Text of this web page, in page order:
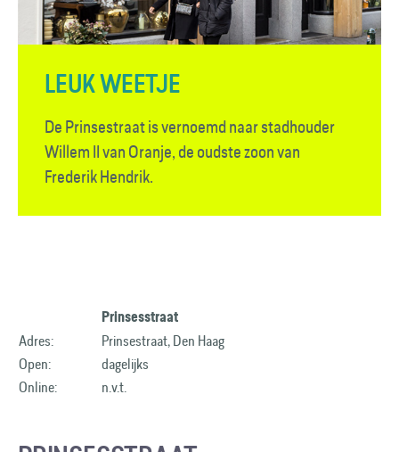
LEUK WEETJE
De Prinsestraat is vernoemd naar stadhouder
Willem II van Oranje, de oudste zoon van
Frederik Hendrik.
Prinsesstraat
Adres:
Prinsestraat, Den Haag
Open:
dagelijks
Online:
n.v.t.